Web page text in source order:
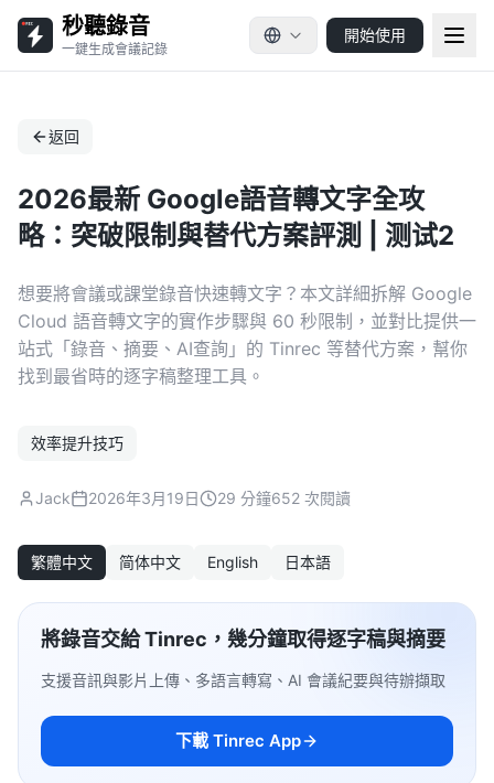
秒聽錄音
一鍵生成會議記錄
開始使用
返回
2026最新 Google語音轉文字全攻
略：突破限制與替代方案評測 | 测试2
想要將會議或課堂錄音快速轉文字？本文詳細拆解 Google
Cloud 語音轉文字的實作步驟與 60 秒限制，並對比提供一
站式「錄音、摘要、AI查詢」的 Tinrec 等替代方案，幫你
找到最省時的逐字稿整理工具。
效率提升技巧
Jack 2026年3月19日 29 分鐘652 次閱讀
繁體中文 简体中文 English 日本語
將錄音交給 Tinrec，幾分鐘取得逐字稿與摘要
支援音訊與影片上傳、多語言轉寫、AI 會議紀要與待辦擷取
下載 Tinrec App